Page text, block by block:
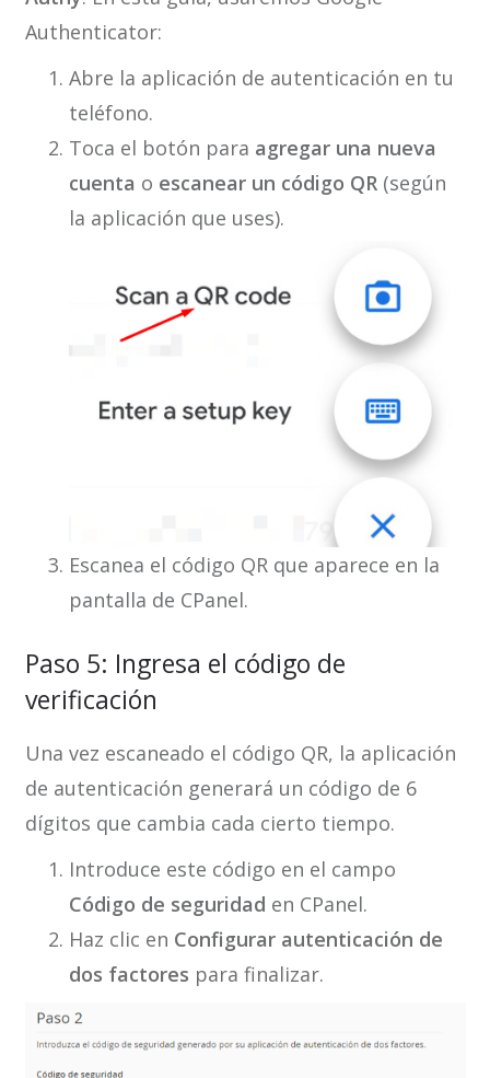
Authenticator:
Abre la aplicación de autenticación en tu
teléfono.
Toca el botón para agregar una nueva
cuenta o escanear un código QR(según
la aplicación que uses).
Escanea el código QR que aparece en la
pantalla de CPanel.
Paso 5: Ingresa el código de
verificación
Una vez escaneado el código QR, la aplicación
de autenticación generará un código de 6
dígitos que cambia cada cierto tiempo.
Introduce este código en el campo
Código de seguridad en CPanel.
Haz clic en Configurar autenticación de
dos factores para finalizar.